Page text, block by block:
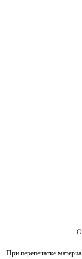
О
При перепечатке